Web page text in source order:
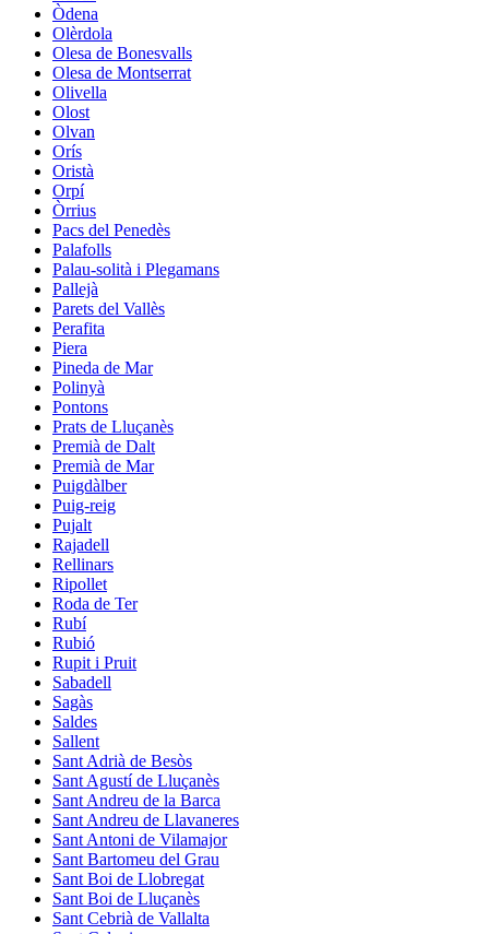
Òdena
Olèrdola
Olesa de Bonesvalls
Olesa de Montserrat
Olivella
Olost
Olvan
Orís
Oristà
Orpí
Òrrius
Pacs del Penedès
Palafolls
Palau-solità i Plegamans
Pallejà
Parets del Vallès
Perafita
Piera
Pineda de Mar
Polinyà
Pontons
Prats de Lluçanès
Premià de Dalt
Premià de Mar
Puigdàlber
Puig-reig
Pujalt
Rajadell
Rellinars
Ripollet
Roda de Ter
Rubí
Rubió
Rupit i Pruit
Sabadell
Sagàs
Saldes
Sallent
Sant Adrià de Besòs
Sant Agustí de Lluçanès
Sant Andreu de la Barca
Sant Andreu de Llavaneres
Sant Antoni de Vilamajor
Sant Bartomeu del Grau
Sant Boi de Llobregat
Sant Boi de Lluçanès
Sant Cebrià de Vallalta